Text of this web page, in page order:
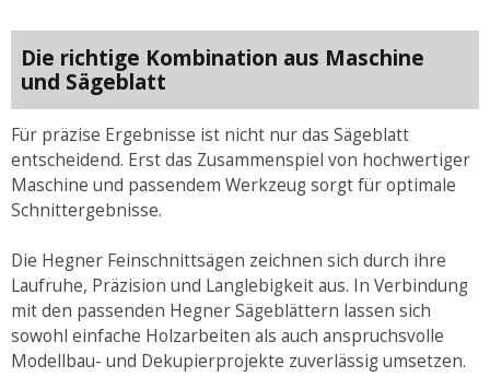
Die richtige Kombination aus Maschine
und Sägeblatt
Für präzise Ergebnisse ist nicht nur das Sägeblatt
entscheidend. Erst das Zusammenspiel von hochwertiger
Maschine und passendem Werkzeug sorgt für optimale
Schnittergebnisse.
Die Hegner Feinschnittsägen zeichnen sich durch ihre
Laufruhe, Präzision und Langlebigkeit aus. In Verbindung
mit den passenden Hegner Sägeblättern lassen sich
sowohl einfache Holzarbeiten als auch anspruchsvolle
Modellbau- und Dekupierprojekte zuverlässig umsetzen.